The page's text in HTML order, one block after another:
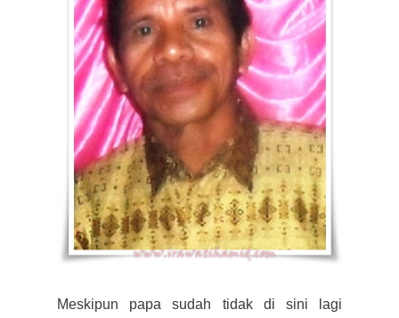
Meskipun papa sudah tidak di sini lagi